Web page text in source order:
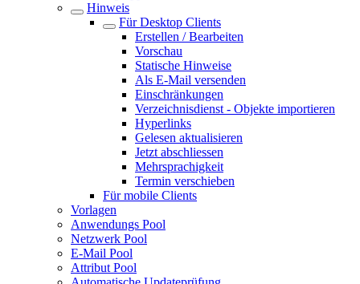
Hinweis
Für Desktop Clients
Erstellen / Bearbeiten
Vorschau
Statische Hinweise
Als E-Mail versenden
Einschränkungen
Verzeichnisdienst - Objekte importieren
Hyperlinks
Gelesen aktualisieren
Jetzt abschliessen
Mehrsprachigkeit
Termin verschieben
Für mobile Clients
Vorlagen
Anwendungs Pool
Netzwerk Pool
E-Mail Pool
Attribut Pool